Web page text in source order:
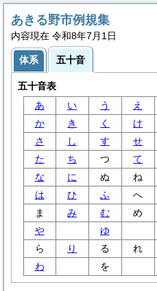
あきる野市例規集
内容現在 令和8年7月1日
体系 五十音
五十音表
あ
い う え
か
き く け
さ
し す せ
た
ち つ て
な
に ぬ ね
は
ひ ふ へ
ま
み む め
や
ゆ
ら
り る れ
わ
を